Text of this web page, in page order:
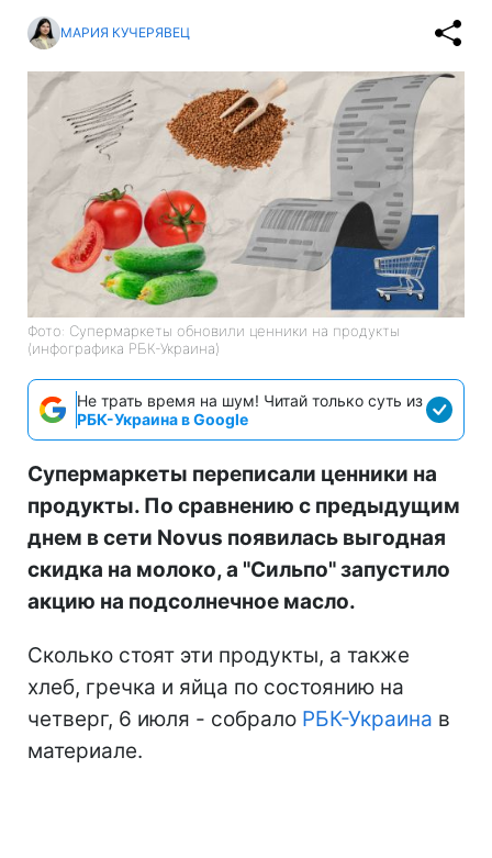
МАРИЯ КУЧЕРЯВЕЦ
Фото: Супермаркеты обновили ценники на продукты
(инфографика РБК-Украина)
Не трать время на шум! Читай только суть из
РБК-Украина в Google
Супермаркеты переписали ценники на
продукты. По сравнению с предыдущим
днем в сети Novus появилась выгодная
скидка на молоко, а "Сильпо" запустило
акцию на подсолнечное масло.
Сколько стоят эти продукты, а также
хлеб, гречка и яйца по состоянию на
четверг, 6 июля - собрало РБК-Украина в
материале.